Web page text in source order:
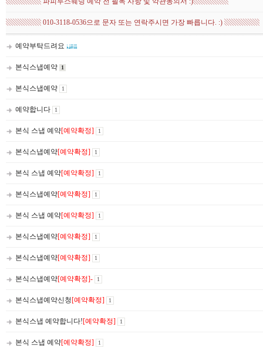
▧▧▧▧▧ 010-3118-0536으로 문자 또는 연락주시면 가장 빠릅니다. :) ▧▧▧▧▧
예약부탁드려요
본식스냅예약 1
본식스냅예약 1
예약합니다 1
본식 스냅 예약[예약확정] 1
본식스냅예약[예약확정] 1
본식 스냅 예약[예약확정] 1
본식스냅예약[예약확정] 1
본식 스냅 예약[예약확정] 1
본식스냅예약[예약확정] 1
본식스냅예약[예약확정] 1
본식스냅예약[예약확정]- 1
본식스냅예약신청[예약확정] 1
본식스냅 예약합니다![예약확정] 1
본식 스냅 예약[예약확정] 1